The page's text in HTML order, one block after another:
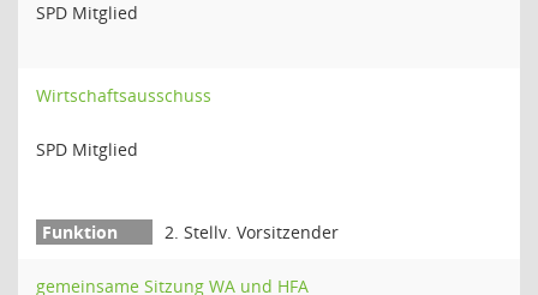
SPD Mitglied
Wirtschaftsausschuss
SPD Mitglied
2. Stellv. Vorsitzender
gemeinsame Sitzung WA und HFA